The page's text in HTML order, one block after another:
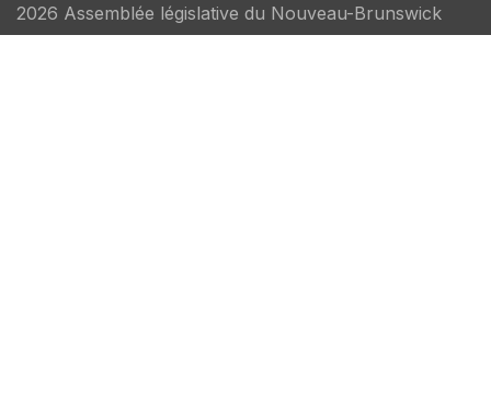
2026 Assemblée législative du Nouveau-Brunswick